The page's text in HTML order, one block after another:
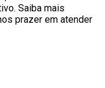
Saiba mais
prazer em atender